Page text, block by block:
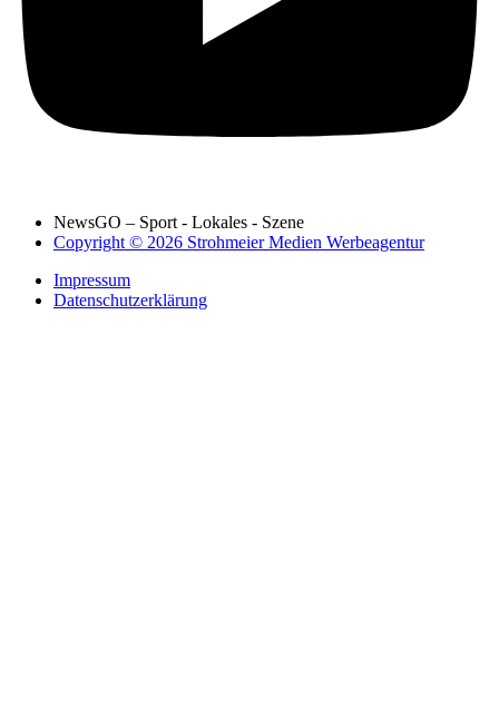
NewsGO – Sport - Lokales - Szene
Copyright © 2026 Strohmeier Medien Werbeagentur
Impressum
Datenschutzerklärung